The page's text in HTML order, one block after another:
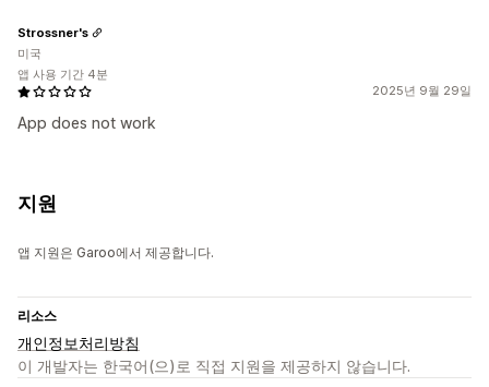
2025년 9월 29일
App does not work
Strossner's
미국
앱 사용 기간 4분
지원
앱 지원은 Garoo에서 제공합니다.
리소스
개인정보처리방침
이 개발자는 한국어(으)로 직접 지원을 제공하지 않습니다.